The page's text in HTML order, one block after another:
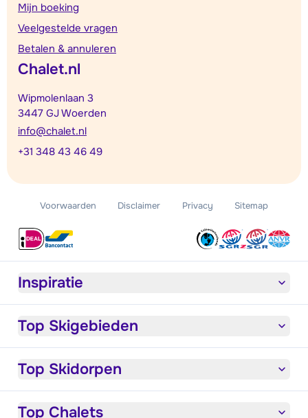
Mijn boeking
Veelgestelde vragen
Betalen & annuleren
Chalet.nl
Wipmolenlaan 3
3447 GJ Woerden
info@chalet.nl
+31 348 43 46 49
Voorwaarden Disclaimer Privacy Sitemap
Inspiratie
Top Skigebieden
Top Skidorpen
Top Chalets